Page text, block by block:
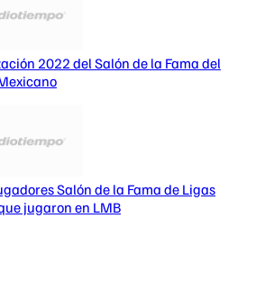
2022 del Salón de la Fama del
Salón de la Fama de Ligas
jugaron en LMB